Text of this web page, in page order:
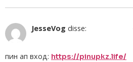
JesseVog disse:
пин ап вход: https://pinupkz.life/